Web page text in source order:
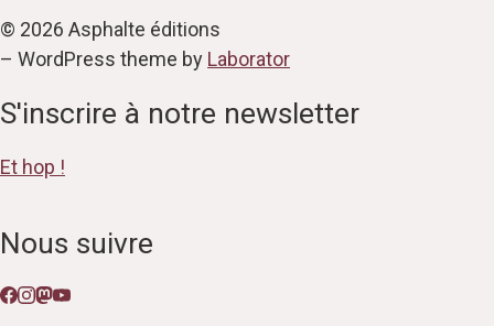
© 2026 Asphalte éditions
– WordPress theme by Laborator
S'inscrire à notre newsletter
Et hop !
Nous suivre